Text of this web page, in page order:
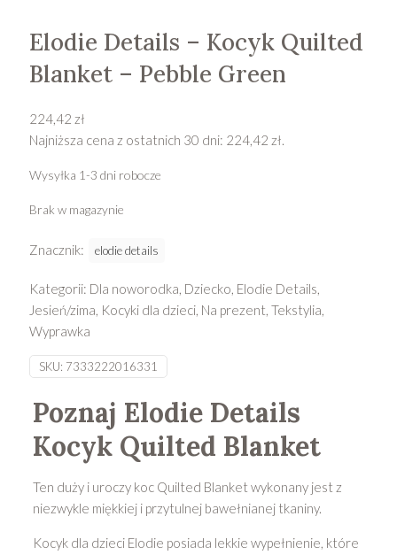
Elodie Details – Kocyk Quilted
Blanket – Pebble Green
224,42 zł
Najniższa cena z ostatnich 30 dni: 224,42 zł.
Wysyłka 1-3 dni robocze
Brak w magazynie
Znacznik: elodie details
Kategorii: Dla noworodka, Dziecko, Elodie Details,
Jesień/zima, Kocyki dla dzieci, Na prezent, Tekstylia,
Wyprawka
SKU: 7333222016331
Poznaj Elodie Details
Kocyk Quilted Blanket
Ten duży i uroczy koc Quilted Blanket wykonany jest z
niezwykle miękkiej i przytulnej bawełnianej tkaniny.
Kocyk dla dzieci Elodie posiada lekkie wypełnienie, które